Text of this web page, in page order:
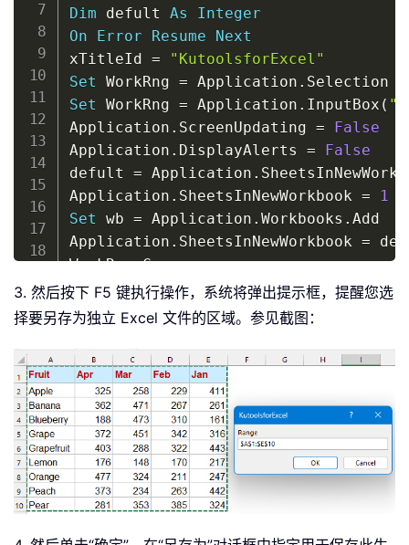
Dim defult As
Integer
On
Error Resume
Next
xTitleId =
"KutoolsforExcel"
Set WorkRng = Application .
Set WorkRng = Application . InputBox (
Application . ScreenUpdating =
False
Application . DisplayAlerts =
False
defult = Application .
Application . SheetsInNewWorkbook =
1
Set wb = Application . Workbooks . Add
Application . SheetsInNewWorkbook =
WorkRng.Copy
wb.Worksheets( 1).Paste
address
Replace(WorkRng.address
address
= Replace ( address , ".", "")
saveFile = Application
wb.SaveAs Filename :=saveFile
wb.Close
Application .CutCopyMode = False
Application.DisplayAlerts = True
Application.ScreenUpdating = True
End Sub
3. 然后按下 F5 键执行操作，系统将弹出提示框，提醒您选
择要另存为独立 Excel 文件的区域。参见截图：